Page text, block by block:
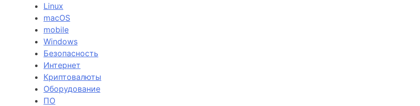
Linux
macOS
mobile
Windows
Безопасность
Интернет
Криптовалюты
Оборудование
ПО